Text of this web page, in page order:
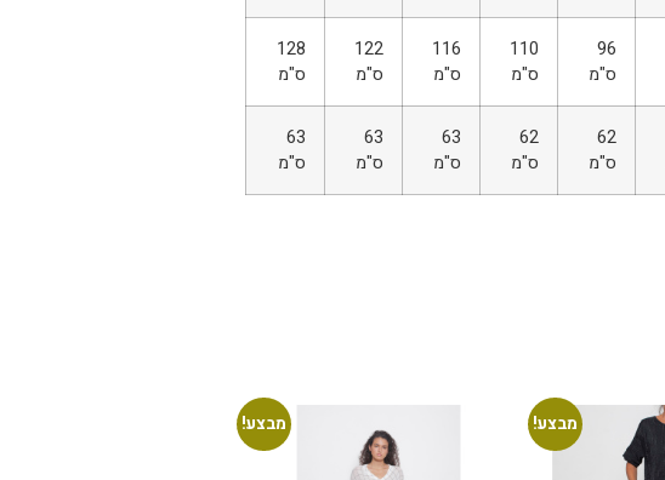
96
ס"מ
110
ס"מ
116
ס"מ
122
ס"מ
128
ס"מ
62
ס"מ
62
ס"מ
63
ס"מ
63
ס"מ
63
ס"מ
מבצע! מבצע!